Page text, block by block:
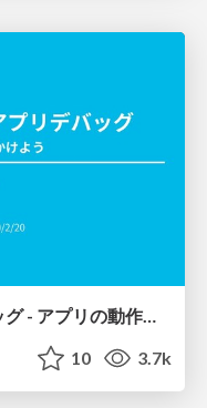
1から学ぶAndroidアプリデバッグ - アプリの動作を追いかけよう / Learn Android application debugging from the scratch - track apps' behaviors
10 3.7k